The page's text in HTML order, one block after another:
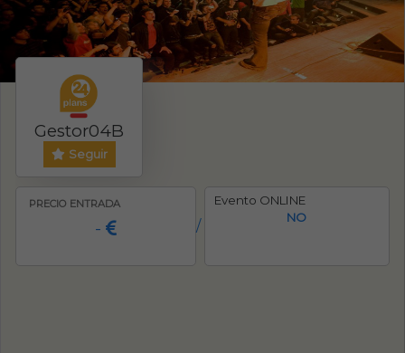
Conciertos en el Kafé Antzoki
Organiza / Publica:
Gestor04B
Seguir
PRECIO ENTRADA
- /
Evento ONLINE
NO